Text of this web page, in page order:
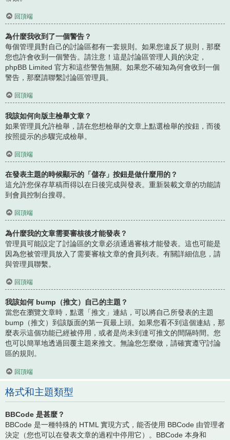
回頂端
為什麼我收到了一個警告？
每個管理員對自己的討論區都有一套規則。如果您違反了規則，那麼
您也許會收到一個警告。請注意！這是討論區管理人員的決定，
phpBB Limited 官方和這些警告無關。如果您不確知為何會收到一個
警告，那麼請聯繫討論區管理員。
回頂端
我該如何向版主檢舉文章？
如果管理員允許檢舉，請在您想檢舉的文章上點選檢舉的按鈕，而後
按照提示的步驟完成檢舉。
回頂端
在發表主題的時候顯示的「儲存」按鈕是做什麼用的？
這允許您保存草稿而得以在日後完成與發表。重新裝載文章的功能請
到會員控制台搜尋。
回頂端
為什麼我的文章需要審核後才能發表？
管理員可能設定了討論區的文章必須通過審核才能發表。這也可能是
因為您被管理員放入了需要審核文章的會員列表。有關詳細信息，請
與管理員聯繫。
回頂端
我該如何 bump（推文）自己的主題？
當您在瀏覽文章時，點選「推文」連結，可以將自己所發表的主題
bump（推文）到該版面的第一頁最上頭。如果您看不到這個連結，那
麼表示這個功能已經被停用，或者是尚未到達可推文的間隔時間。您
也可以簡單地透過回覆主題來推文。無論您怎麼做，請確實遵守討論
區的規則。
回頂端
格式和主題類型
BBCode 是甚麼？
BBCode 是一種特殊的 HTML 實現方式，能否使用 BBCode 由管理者
決定（您也可以在發表文章的過程中停用它）。BBCode 本身和